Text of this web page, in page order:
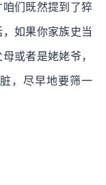
们既然提到了猝
如果你家族史当
或者是姥姥爷，
，尽早地要筛一